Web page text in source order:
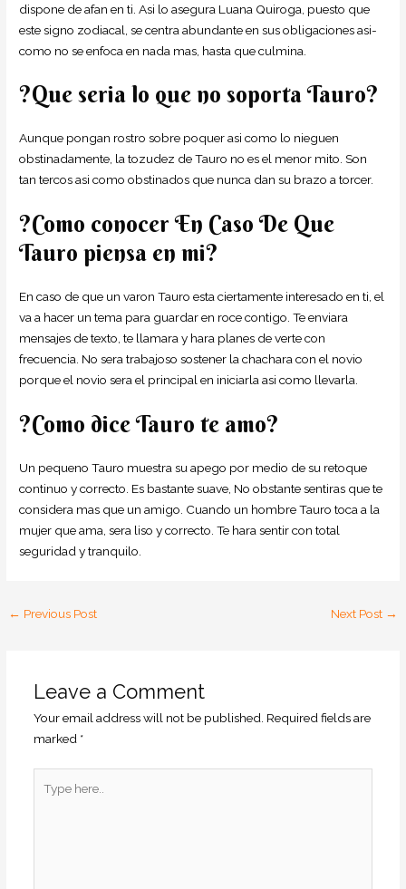
dispone de afan en ti. Asi lo asegura Luana Quiroga, puesto que
este signo zodiacal, se centra abundante en sus obligaciones asi­
como no se enfoca en nada mas, hasta que culmina.
?Que seri­a lo que no soporta Tauro?
Aunque pongan rostro sobre poquer asi­ como lo nieguen
obstinadamente, la tozudez de Tauro no es el menor mito. Son
tan tercos asi­ como obstinados que nunca dan su brazo a torcer.
?Como conocer En Caso De Que
Tauro piensa en mi?
En caso de que un varon Tauro esta ciertamente interesado en ti, el
va a hacer un tema para guardar en roce contigo. Te enviara
mensajes de texto, te llamara y hara planes de verte con
frecuencia. No sera trabajoso sostener la chachara con el novio
porque el novio sera el principal en iniciarla asi­ como llevarla.
?Como dice Tauro te amo?
Un pequeno Tauro muestra su apego por medio de su retoque
continuo y correcto. Es bastante suave, No obstante sentiras que te
considera mas que un amigo. Cuando un hombre Tauro toca a la
mujer que ama, sera liso y correcto. Te hara sentir con total
seguridad y tranquilo.
← Previous Post Next Post →
Leave a Comment
Your email address will not be published. Required fields are
marked *
here..